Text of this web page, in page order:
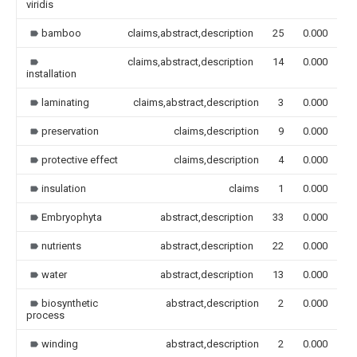
viridis
bamboo claims,abstract,description 25 0.000
installation
claims,abstract,description 14 0.000
laminating claims,abstract,description 3 0.000
preservation claims,description 9 0.000
protective effect claims,description 4 0.000
insulation claims 1 0.000
Embryophyta abstract,description 33 0.000
nutrients abstract,description 22 0.000
water abstract,description 13 0.000
biosynthetic
process
abstract,description 2 0.000
winding abstract,description 2 0.000